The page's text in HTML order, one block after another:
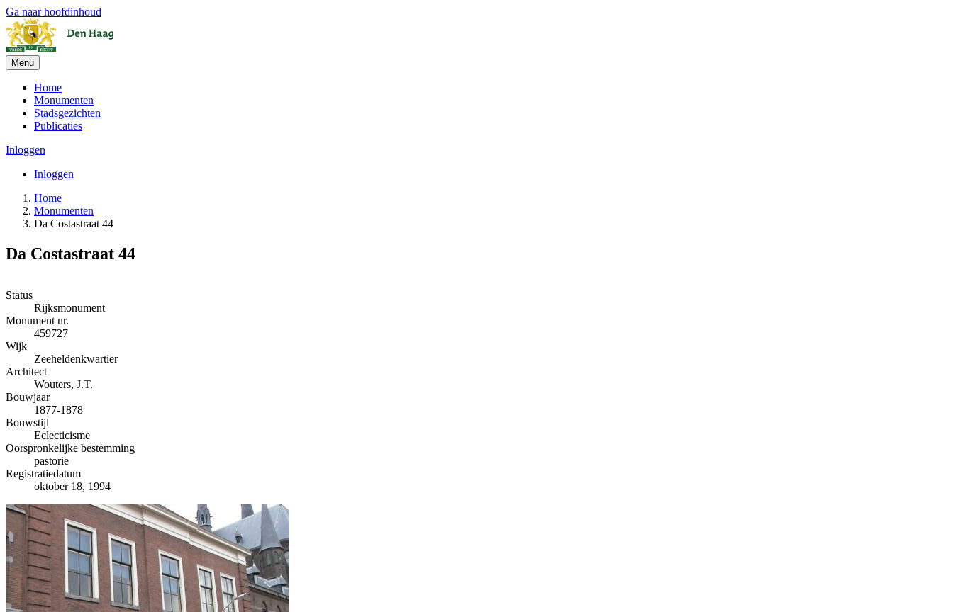
Ga naar hoofdinhoud
Menu
Home
Monumenten
Stadsgezichten
Publicaties
Inloggen
Inloggen
Home
Monumenten
Da Costastraat 44
Da Costastraat 44
+
−
Status
Rijksmonument
Monument nr.
459727
Wijk
Zeeheldenkwartier
Architect
Wouters, J.T.
Bouwjaar
1877-1878
Bouwstijl
Eclecticisme
Oorspronkelijke bestemming
pastorie
Registratiedatum
oktober 18, 1994